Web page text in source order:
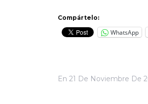
Compártelo:
WhatsApp
En 21 De Noviembre De